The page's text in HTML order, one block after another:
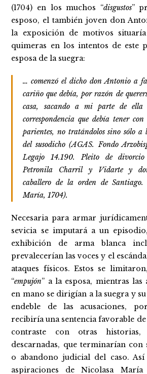
(1704) en los muchos “disgustos”
esposo, el también joven don
la exposición de motivos
quimeras en los intentos de este
esposa de la suegra:
… comenzó el dicho don Antonio a
cariño que debía, por razón de
casa, sacando a mi parte de
correspondencia que debía tener
parientes, no tratándolos sino sólo a
del susodicho (AGAS. Fondo
Legajo 14.190. Pleito de
Petronila Charril y Vidarte y
caballero de la orden de
María, 1704).
Necesaria para armar
sevicia se imputará a un
exhibición de arma blanca
prevalecerían las voces y el
ataques físicos. Estos se
“empujón” a la esposa, mientras las
en mano se dirigían a la suegra y
endeble de las acusaciones,
recibiría una sentencia favorable
contraste con otras historias,
descarnadas, que terminarían con
o abandono judicial del caso.
aspiraciones de Nicolasa